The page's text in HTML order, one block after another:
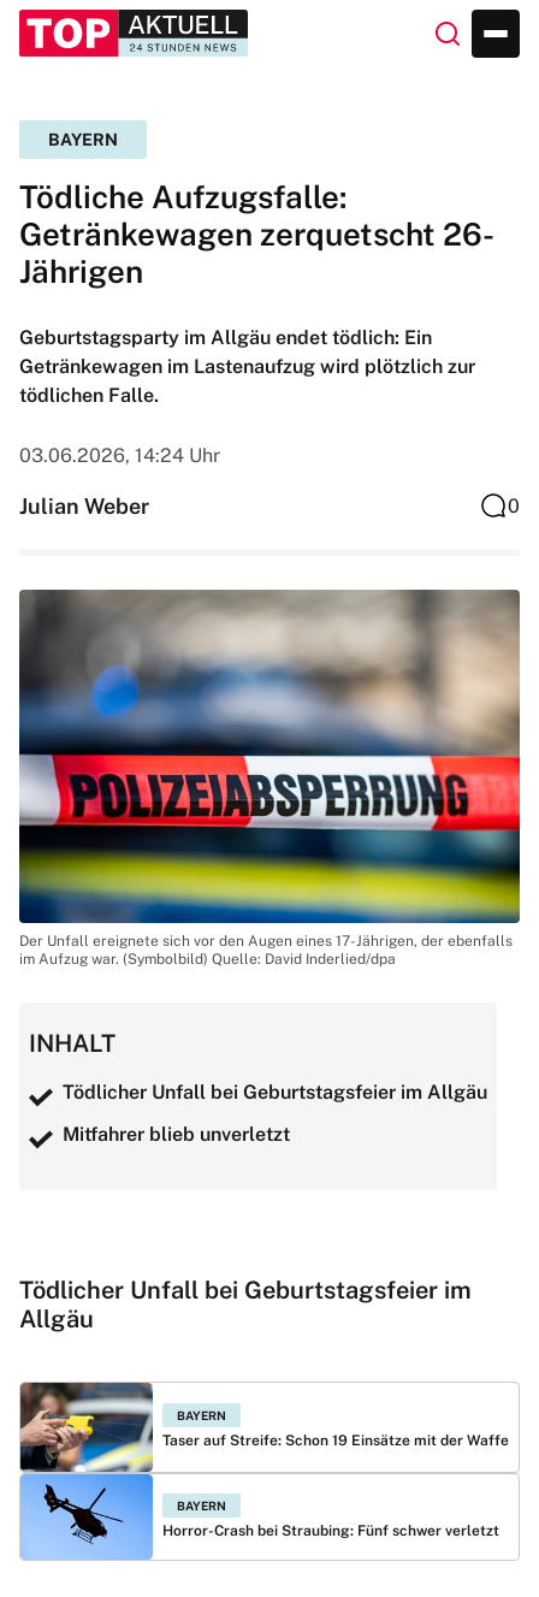
BAYERN
Tödliche Aufzugsfalle:
Getränkewagen zerquetscht 26-
Jährigen
Geburtstagsparty im Allgäu endet tödlich: Ein
Getränkewagen im Lastenaufzug wird plötzlich zur
tödlichen Falle.
03.06.2026, 14:24 Uhr
Julian Weber 0
Der Unfall ereignete sich vor den Augen eines 17-Jährigen, der ebenfalls
im Aufzug war. (Symbolbild) Quelle: David Inderlied/dpa
INHALT
Tödlicher Unfall bei Geburtstagsfeier im Allgäu
Mitfahrer blieb unverletzt
Tödlicher Unfall bei Geburtstagsfeier im
Allgäu
BAYERN
Taser auf Streife: Schon 19 Einsätze mit der Waffe
BAYERN
Horror-Crash bei Straubing: Fünf schwer verletzt